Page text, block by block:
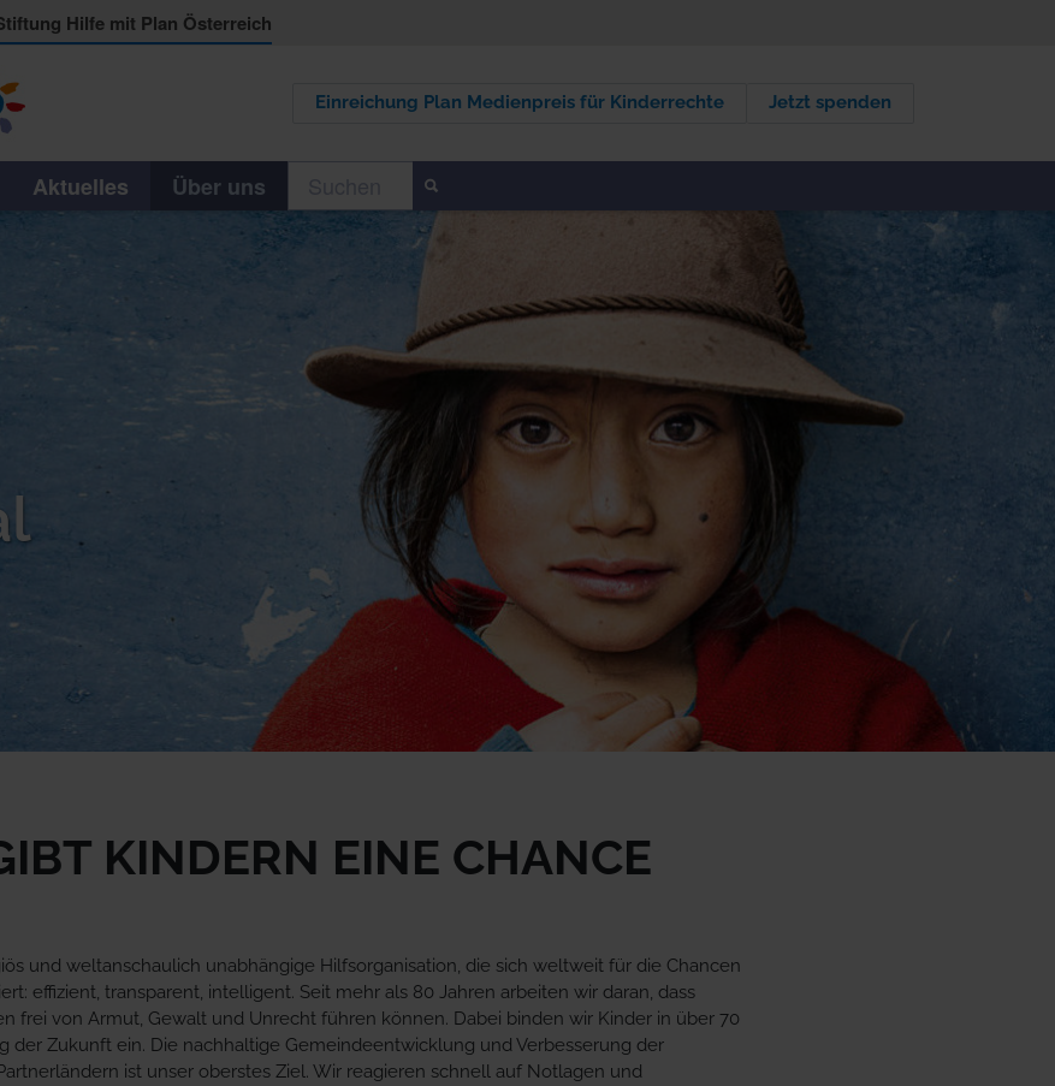
Hilfe mit Plan Österreich
Einreichung Plan Medienpreis für Kinderrechte Jetzt spenden
Aktuelles Über uns
KINDERN EINE CHANCE
und weltanschaulich unabhängige Hilfsorganisation, die sich weltweit für die Chancen
effizient, transparent, intelligent. Seit mehr als 80 Jahren arbeiten wir daran, dass
frei von Armut, Gewalt und Unrecht führen können. Dabei binden wir Kinder in über 70
der Zukunft ein. Die nachhaltige Gemeindeentwicklung und Verbesserung der
ist unser oberstes Ziel. Wir reagieren schnell auf Notlagen und